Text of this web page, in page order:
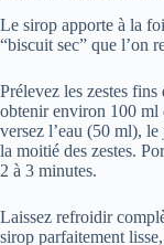
Le sirop apporte à la
“biscuit sec” que l’on
Prélevez les zestes
obtenir environ 100 ml
versez l’eau (50 ml),
la moitié des zestes.
2 à 3 minutes.
Laissez refroidir
sirop parfaitement